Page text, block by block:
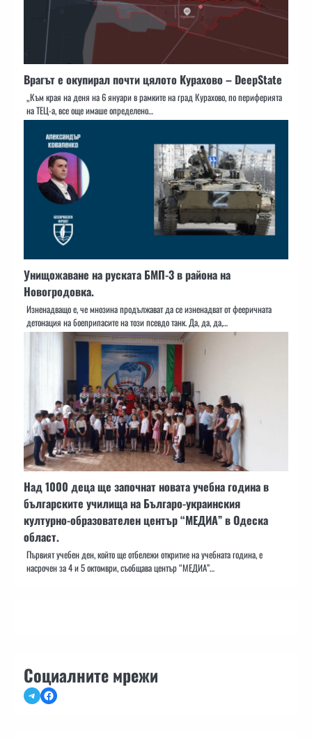
Врагът е окупирал почти цялото Курахово – DeepState
„Към края на деня на 6 януари в рамките на град Курахово, по периферията
на ТЕЦ-а, все още имаше определено…
Унищожаване на руската БМП-3 в района на
Новогродовка.
Изненадващо е, че мнозина продължават да се изненадват от фееричната
детонация на боеприпасите на този псевдо танк. Да, да, да,…
Над 1000 деца ще започнат новата учебна година в
българските училища на Българо-украинския
културно-образователен център “МЕДИА” в Одеска
област.
Първият учебен ден, който ще отбележи откритие на учебната година, е
насрочен за 4 и 5 октомври, съобщава център “МЕДИА”…
Социалните мрежи
TelegramFacebook